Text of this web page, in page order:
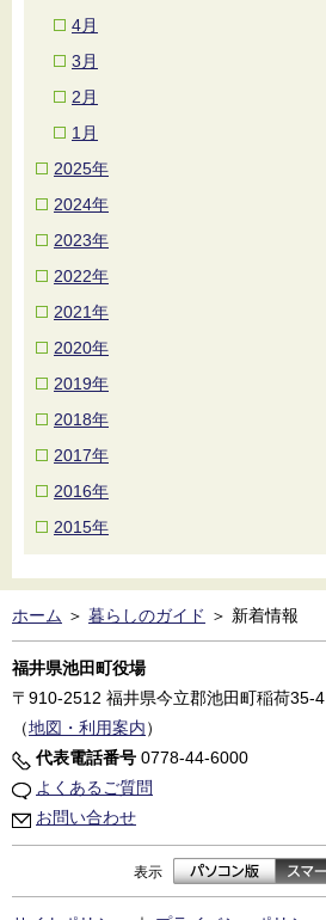
4月
3月
2月
1月
2025年
2024年
2023年
2022年
2021年
2020年
2019年
2018年
2017年
2016年
2015年
ホーム ＞ 暮らしのガイド ＞ 新着情報
福井県池田町役場
〒910-2512 福井県今立郡池田町稲荷35-4
（地図・利用案内）
代表電話番号 0778-44-6000
よくあるご質問
お問い合わせ
表示